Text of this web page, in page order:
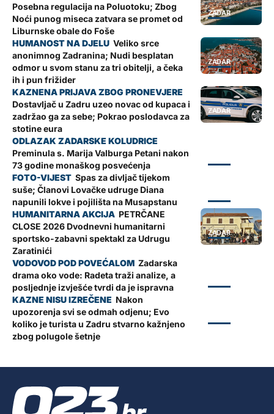
ZADAR
Posebna regulacija na Poluotoku; Zbog
Noći punog miseca zatvara se promet od
Liburnske obale do Foše
ZADAR
Veliko srce
anonimnog Zadranina; Nudi besplatan
odmor u svom stanu za tri obitelji, a čeka
ih i pun frižider
ZADAR
Dostavljač u Zadru uzeo novac od kupaca i
zadržao ga za sebe; Pokrao poslodavca za
stotine eura
Preminula s. Marija Valburga Petani nakon
73 godine monaškog posvećenja
Spas za divljač tijekom
suše; Članovi Lovačke udruge Diana
napunili lokve i pojilišta na Musapstanu
ZADAR
PETRČANE
CLOSE 2026 Dvodnevni humanitarni
sportsko-zabavni spektakl za Udrugu
Zaratinići
Zadarska
drama oko vode: Radeta traži analize, a
posljednje izvješće tvrdi da je ispravna
Nakon
upozorenja svi se odmah odjenu; Evo
koliko je turista u Zadru stvarno kažnjeno
zbog polugole šetnje